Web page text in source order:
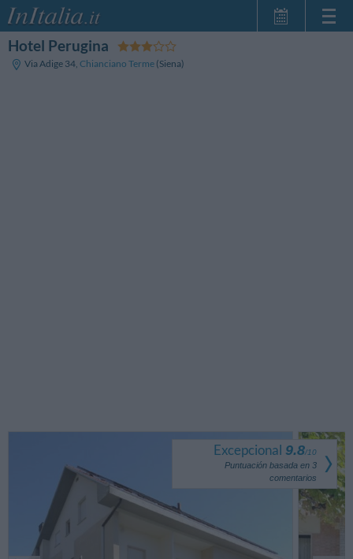
Hotel Perugina
Via Adige 34, Chianciano Terme (Siena)
Excepcional 9.8/10
Puntuación basada en 3
comentarios